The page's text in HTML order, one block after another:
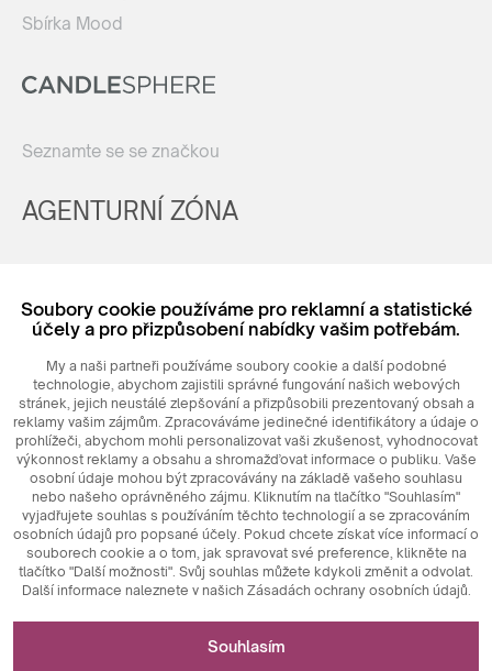
Sbírka Mood
Seznamte se se značkou
AGENTURNÍ ZÓNA
Login
© 2026MAXIM Ceramics Sp. z o. o.
Soubory cookie používáme pro reklamní a statistické
účely a pro přizpůsobení nabídky vašim potřebám.
My a naši partneři používáme soubory cookie a další podobné
technologie, abychom zajistili správné fungování našich webových
stránek, jejich neustálé zlepšování a přizpůsobili prezentovaný obsah a
reklamy vašim zájmům. Zpracováváme jedinečné identifikátory a údaje o
prohlížeči, abychom mohli personalizovat vaši zkušenost, vyhodnocovat
výkonnost reklamy a obsahu a shromažďovat informace o publiku. Vaše
osobní údaje mohou být zpracovávány na základě vašeho souhlasu
nebo našeho oprávněného zájmu. Kliknutím na tlačítko "Souhlasím"
vyjadřujete souhlas s používáním těchto technologií a se zpracováním
osobních údajů pro popsané účely. Pokud chcete získat více informací o
souborech cookie a o tom, jak spravovat své preference, klikněte na
tlačítko "Další možnosti". Svůj souhlas můžete kdykoli změnit a odvolat.
Další informace naleznete v našich Zásadách ochrany osobních údajů.
Nezbytné pro fungování webových stránek
Souhlasím